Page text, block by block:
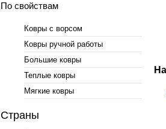
По свойствам
Ковры с ворсом
Ковры ручной работы
Большие ковры
Теплые ковры
Мягкие ковры
Страны